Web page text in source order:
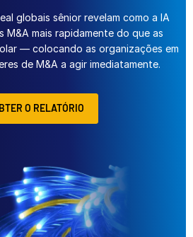
globais sênior revelam como a IA
M&A mais rapidamente do que as
— colocando as organizações em
de M&A a agir imediatamente.
O RELATÓRIO